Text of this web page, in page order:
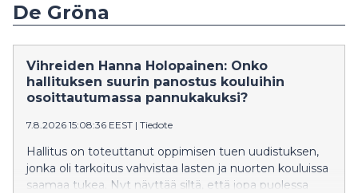
De Gröna
Vihreiden Hanna Holopainen: Onko
hallituksen suurin panostus kouluihin
osoittautumassa pannukakuksi?
7.8.2026 15:08:36 EEST | Tiedote
Hallitus on toteuttanut oppimisen tuen uudistuksen,
jonka oli tarkoitus vahvistaa lasten ja nuorten kouluissa
saamaa tukea. Nyt näyttää siltä, että jopa puolessa